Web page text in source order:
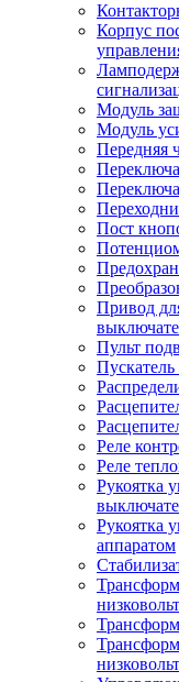
Корпус
Модуль
Модуль
Передняя
Пост
Привод
Пульт
Реле
Реле
Рукоятка
Рукоятка
аппаратом